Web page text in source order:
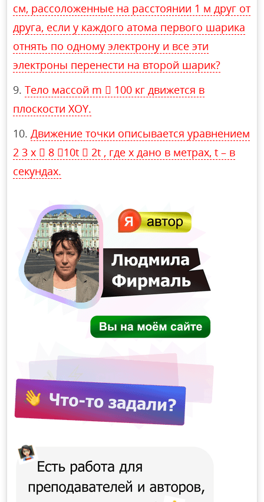
см, рассоложенные на расстоянии 1 м друг от
друга, если у каждого атома первого шарика
отнять по одному электрону и все эти
электроны перенести на второй шарик?
Тело массой m  100 кг движется в
плоскости XOY.
Движение точки описывается уравнением
2 3 x  8 10t  2t , где x дано в метрах, t – в
секундах.